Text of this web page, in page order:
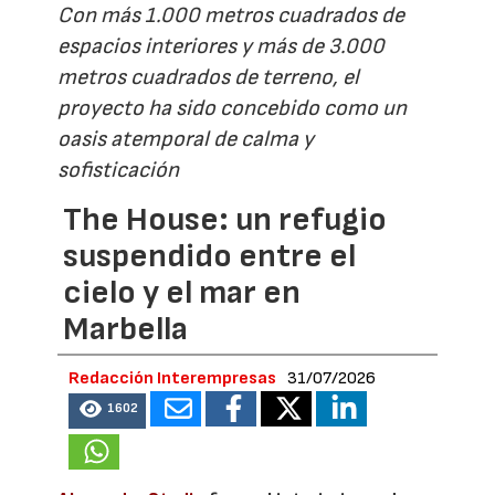
Con más 1.000 metros cuadrados de
espacios interiores y más de 3.000
metros cuadrados de terreno, el
proyecto ha sido concebido como un
oasis atemporal de calma y
sofisticación
The House: un refugio
suspendido entre el
cielo y el mar en
Marbella
Redacción Interempresas 31/07/2026
1602